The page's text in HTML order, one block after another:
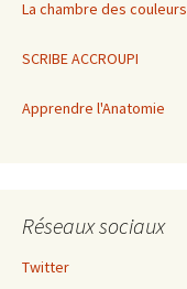
La chambre des couleurs
SCRIBE ACCROUPI
Apprendre l'Anatomie
Réseaux sociaux
Twitter